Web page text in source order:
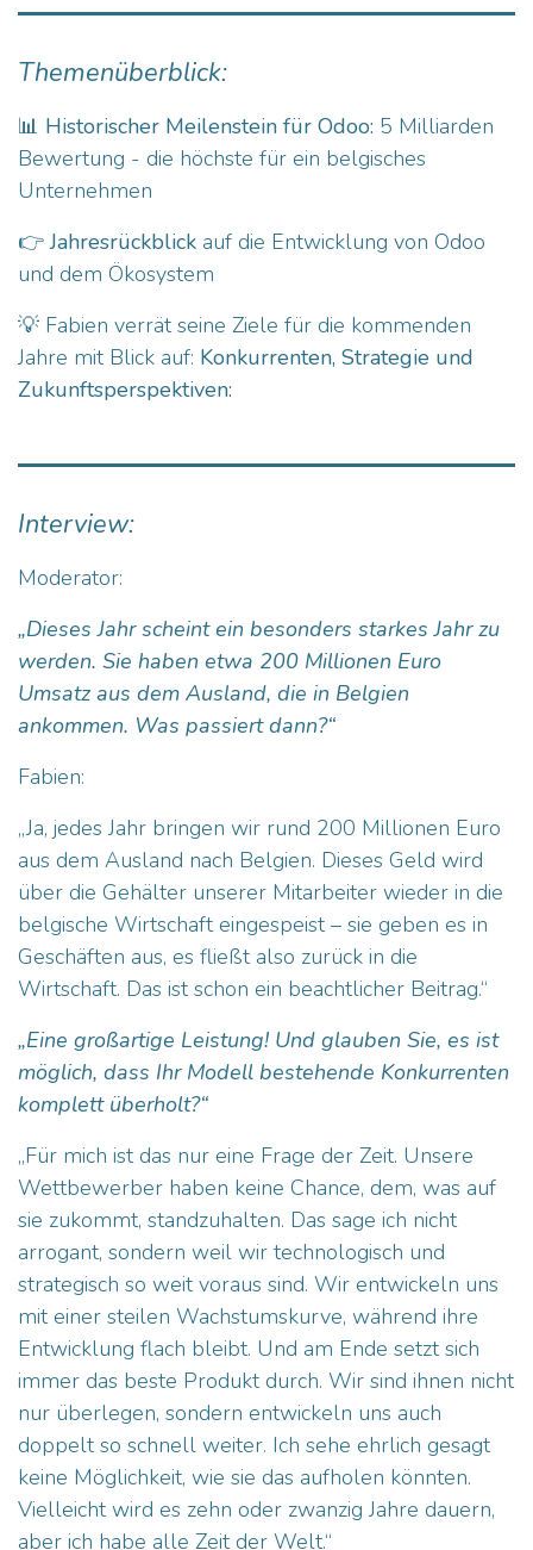
Themenüberblick:
📊 Historischer Meilenstein für Odoo: 5 Milliarden
Bewertung - die höchste für ein belgisches
Unternehmen
👉Jahresrückblick auf die Entwicklung von Odoo
und dem Ökosystem
💡 Fabien verrät seine Ziele für die kommenden
Jahre mit Blick auf: Konkurrenten, Strategie und
Zukunftsperspektiven:
Interview:
Moderator:
„Dieses Jahr scheint ein besonders starkes Jahr zu
werden. Sie haben etwa 200 Millionen Euro
Umsatz aus dem Ausland, die in Belgien
ankommen. Was passiert dann?“
Fabien:
„Ja, jedes Jahr bringen wir rund 200 Millionen Euro
aus dem Ausland nach Belgien. Dieses Geld wird
über die Gehälter unserer Mitarbeiter wieder in die
belgische Wirtschaft eingespeist – sie geben es in
Geschäften aus, es fließt also zurück in die
Wirtschaft. Das ist schon ein beachtlicher Beitrag.“
„Eine großartige Leistung! Und glauben Sie, es ist
möglich, dass Ihr Modell bestehende Konkurrenten
komplett überholt?“
„Für mich ist das nur eine Frage der Zeit. Unsere
Wettbewerber haben keine Chance, dem, was auf
sie zukommt, standzuhalten. Das sage ich nicht
arrogant, sondern weil wir technologisch und
strategisch so weit voraus sind. Wir entwickeln uns
mit einer steilen Wachstumskurve, während ihre
Entwicklung flach bleibt. Und am Ende setzt sich
immer das beste Produkt durch. Wir sind ihnen nicht
nur überlegen, sondern entwickeln uns auch
doppelt so schnell weiter. Ich sehe ehrlich gesagt
keine Möglichkeit, wie sie das aufholen könnten.
Vielleicht wird es zehn oder zwanzig Jahre dauern,
aber ich habe alle Zeit der Welt.“